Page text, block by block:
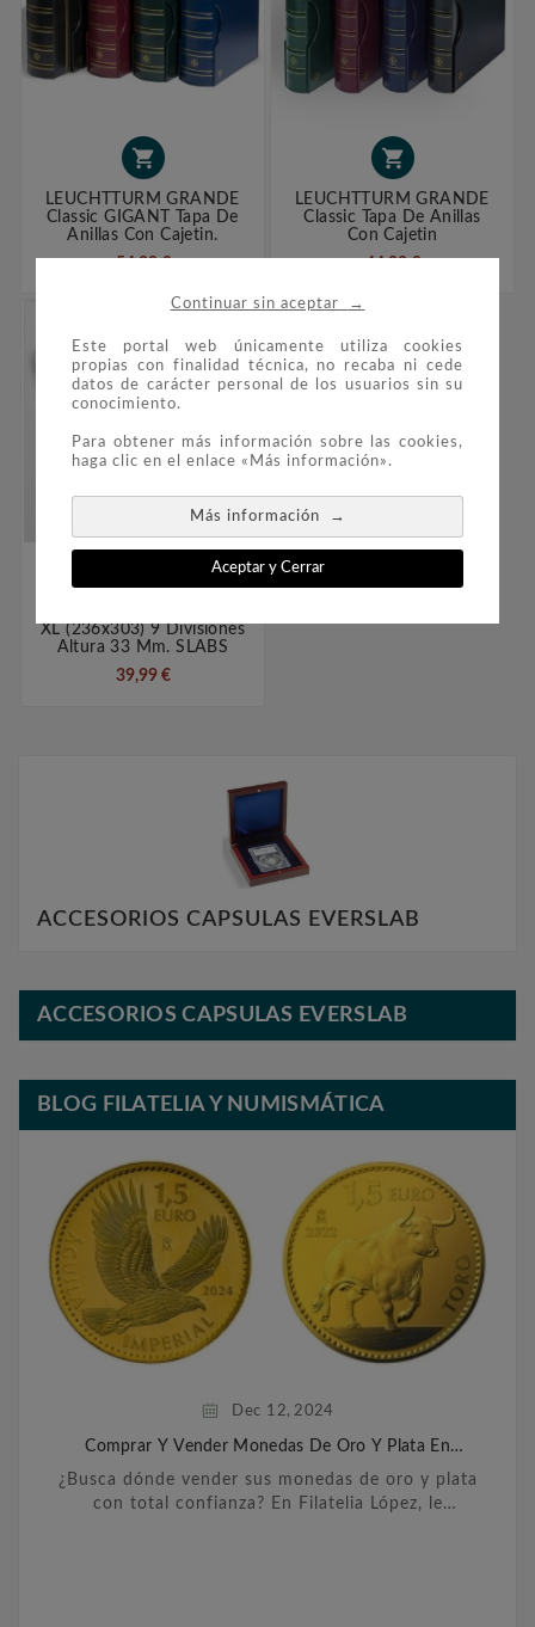
Continuar sin aceptar →
Este portal web únicamente utiliza cookies
propias con finalidad técnica, no recaba ni cede
datos de carácter personal de los usuarios sin su
conocimiento.
Para obtener más información sobre las cookies,
haga clic en el enlace «Más información».
Más información →
Aceptar y Cerrar

LEUCHTTURM GRANDE
Classic GIGANT Tapa De
Anillas Con Cajetin.

LEUCHTTURM GRANDE
Classic Tapa De Anillas
Con Cajetin
XL (236x303) 9 Divisiones
Altura 33 Mm. SLABS
39,99 €
ACCESORIOS CAPSULAS EVERSLAB
ACCESORIOS CAPSULAS EVERSLAB
BLOG FILATELIA Y NUMISMÁTICA
Dec 12, 2024
Comprar Y Vender Monedas De Oro Y Plata En
¿Busca dónde vender sus monedas de oro y plata
con total confianza? En Filatelia López, le